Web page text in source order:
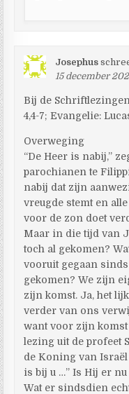
Josephus
15 december
Bij de Schriftlezingen
4,4-7; Evangelie:
Overweging
“De Heer is nabij,”
parochianen te
nabij dat zijn
vreugde stemt en
voor de zon doet
Maar in die tijd van
toch al gekomen?
vooruit gegaan
gekomen? We zijn
zijn komst. Ja, het
verder van ons
want voor zijn komst
lezing uit de profeet
de Koning van Israël
is bij u …” Is Hij er
Wat er sindsdien